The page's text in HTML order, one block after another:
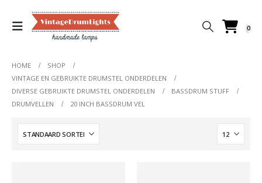
0
HOME
SHOP
VINTAGE EN GEBRUIKTE DRUMSTEL ONDERDELEN
DIVERSE GEBRUIKTE DRUMSTEL ONDERDELEN
BASSDRUM STUFF
DRUMVELLEN
20 INCH BASSDRUM VEL